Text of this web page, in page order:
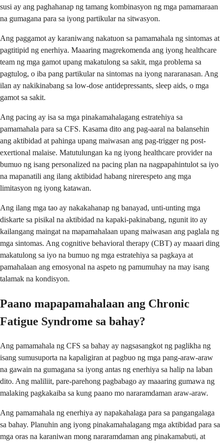
susi ay ang paghahanap ng tamang kombinasyon ng mga pamamaraan
na gumagana para sa iyong partikular na sitwasyon.
Ang paggamot ay karaniwang nakatuon sa pamamahala ng sintomas at
pagtitipid ng enerhiya. Maaaring magrekomenda ang iyong healthcare
team ng mga gamot upang makatulong sa sakit, mga problema sa
pagtulog, o iba pang partikular na sintomas na iyong nararanasan. Ang
ilan ay nakikinabang sa low-dose antidepressants, sleep aids, o mga
gamot sa sakit.
Ang pacing ay isa sa mga pinakamahalagang estratehiya sa
pamamahala para sa CFS. Kasama dito ang pag-aaral na balansehin
ang aktibidad at pahinga upang maiwasan ang pag-trigger ng post-
exertional malaise. Matutulungan ka ng iyong healthcare provider na
bumuo ng isang personalized na pacing plan na nagpapahintulot sa iyo
na mapanatili ang ilang aktibidad habang nirerespeto ang mga
limitasyon ng iyong katawan.
Ang ilang mga tao ay nakakahanap ng banayad, unti-unting mga
diskarte sa pisikal na aktibidad na kapaki-pakinabang, ngunit ito ay
kailangang maingat na mapamahalaan upang maiwasan ang paglala ng
mga sintomas. Ang cognitive behavioral therapy (CBT) ay maaari ding
makatulong sa iyo na bumuo ng mga estratehiya sa pagkaya at
pamahalaan ang emosyonal na aspeto ng pamumuhay na may isang
talamak na kondisyon.
Paano mapapamahalaan ang Chronic
Fatigue Syndrome sa bahay?
Ang pamamahala ng CFS sa bahay ay nagsasangkot ng paglikha ng
isang sumusuporta na kapaligiran at pagbuo ng mga pang-araw-araw
na gawain na gumagana sa iyong antas ng enerhiya sa halip na laban
dito. Ang maliliit, pare-parehong pagbabago ay maaaring gumawa ng
malaking pagkakaiba sa kung paano mo nararamdaman araw-araw.
Ang pamamahala ng enerhiya ay napakahalaga para sa pangangalaga
sa bahay. Planuhin ang iyong pinakamahalagang mga aktibidad para sa
mga oras na karaniwan mong nararamdaman ang pinakamabuti, at